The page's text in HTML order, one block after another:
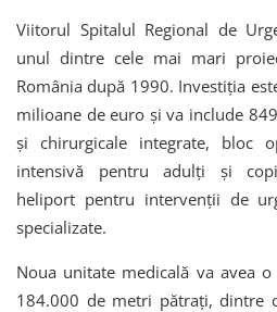
Viitorul Spitalul Regional de
unul dintre cele mai mari
România după 1990. Investiția
milioane de euro și va include
și chirurgicale integrate, bloc
intensivă pentru adulți și
heliport pentru intervenții de
specializate.
Noua unitate medicală va avea
184.000 de metri pătrați, dintre